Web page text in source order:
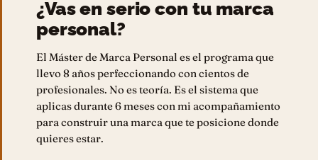
¿Vas en serio con tu marca
personal?
El Máster de Marca Personal es el programa que
llevo 8 años perfeccionando con cientos de
profesionales. No es teoría. Es el sistema que
aplicas durante 6 meses con mi acompañamiento
para construir una marca que te posicione donde
quieres estar.